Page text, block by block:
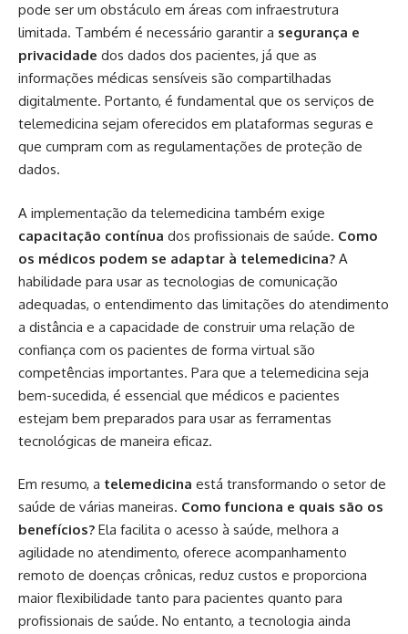
pode ser um obstáculo em áreas com infraestrutura
limitada. Também é necessário garantir a segurança e
privacidade dos dados dos pacientes, já que as
informações médicas sensíveis são compartilhadas
digitalmente. Portanto, é fundamental que os serviços de
telemedicina sejam oferecidos em plataformas seguras e
que cumpram com as regulamentações de proteção de
dados.
A implementação da telemedicina também exige
capacitação contínua dos profissionais de saúde. Como
os médicos podem se adaptar à telemedicina? A
habilidade para usar as tecnologias de comunicação
adequadas, o entendimento das limitações do atendimento
a distância e a capacidade de construir uma relação de
confiança com os pacientes de forma virtual são
competências importantes. Para que a telemedicina seja
bem-sucedida, é essencial que médicos e pacientes
estejam bem preparados para usar as ferramentas
tecnológicas de maneira eficaz.
Em resumo, a telemedicina está transformando o setor de
saúde de várias maneiras. Como funciona e quais são os
benefícios? Ela facilita o acesso à saúde, melhora a
agilidade no atendimento, oferece acompanhamento
remoto de doenças crônicas, reduz custos e proporciona
maior flexibilidade tanto para pacientes quanto para
profissionais de saúde. No entanto, a tecnologia ainda